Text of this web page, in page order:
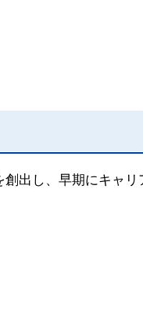
出し、早期にキャリ